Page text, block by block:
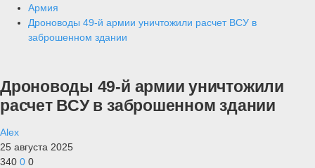
Армия
Дроноводы 49-й армии уничтожили расчет ВСУ в
заброшенном здании
Дроноводы 49-й армии уничтожили
расчет ВСУ в заброшенном здании
Alex
25 августа 2025
340 0 0